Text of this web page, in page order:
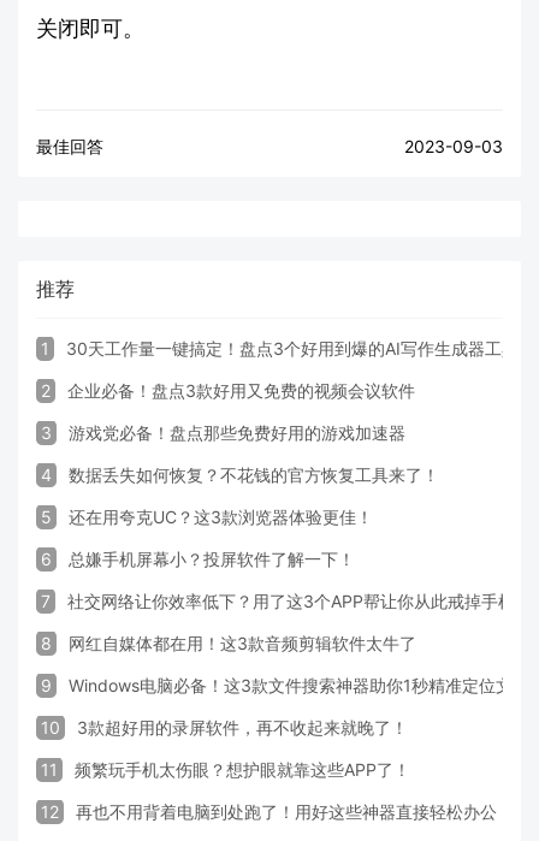
关闭即可。
最佳回答 2023-09-03
推荐
1 30天工作量一键搞定！盘点3个好用到爆的AI写作生成器工具
2 企业必备！盘点3款好用又免费的视频会议软件
3 游戏党必备！盘点那些免费好用的游戏加速器
4 数据丢失如何恢复？不花钱的官方恢复工具来了！
5 还在用夸克UC？这3款浏览器体验更佳！
6 总嫌手机屏幕小？投屏软件了解一下！
7 社交网络让你效率低下？用了这3个APP帮让你从此戒掉手机！
8 网红自媒体都在用！这3款音频剪辑软件太牛了
9 Windows电脑必备！这3款文件搜索神器助你1秒精准定位文件
10 3款超好用的录屏软件，再不收起来就晚了！
11 频繁玩手机太伤眼？想护眼就靠这些APP了！
12 再也不用背着电脑到处跑了！用好这些神器直接轻松办公